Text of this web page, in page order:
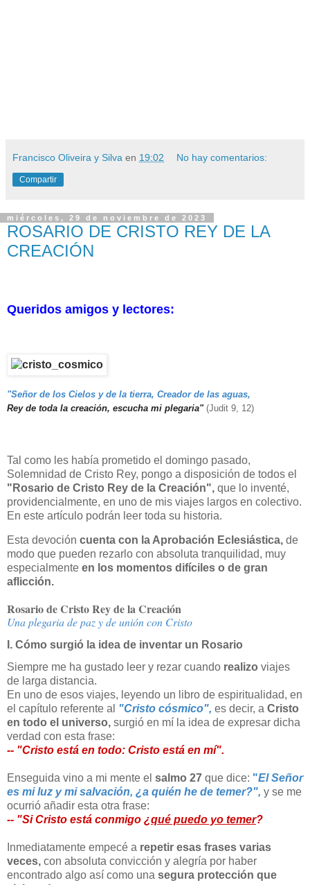
Francisco Oliveira y Silva en 19:02 No hay comentarios:
Compartir
miércoles, 29 de noviembre de 2023
ROSARIO DE CRISTO REY DE LA
CREACIÓN
Queridos amigos y lectores:
"Señor de los Cielos y de la tierra, Creador de las aguas,
Rey de toda la creación, escucha mi plegaria" (Judit 9, 12)
Tal como les había prometido el domingo pasado,
Solemnidad de Cristo Rey, pongo a disposición de todos el
"Rosario de Cristo Rey de la Creación", que lo inventé,
providencialmente, en uno de mis viajes largos en colectivo.
En este artículo podrán leer toda su historia.
Esta devoción cuenta con la Aprobación Eclesiástica, de
modo que pueden rezarlo con absoluta tranquilidad, muy
especialmente en los momentos difíciles o de gran
aflicción.
Rosario de Cristo Rey de la Creación
Una plegaria de paz y de unión con Cristo
I. Cómo surgió la idea de inventar un Rosario
Siempre me ha gustado leer y rezar cuando realizo viajes
de larga distancia.
En uno de esos viajes, leyendo un libro de espiritualidad, en
el capítulo referente al "Cristo cósmico", es decir, a Cristo
en todo el universo, surgió en mí la idea de expresar dicha
verdad con esta frase:
-- "Cristo está en todo: Cristo está en mí".
Enseguida vino a mi mente el salmo 27 que dice: "El Señor
es mi luz y mi salvación, ¿a quién he de temer?", y se me
ocurrió añadir esta otra frase:
-- "Si Cristo está conmigo ¿qué puedo yo temer?
Inmediatamente empecé a repetir esas frases varias
veces, con absoluta convicción y alegría por haber
encontrado algo así como una segura protección que